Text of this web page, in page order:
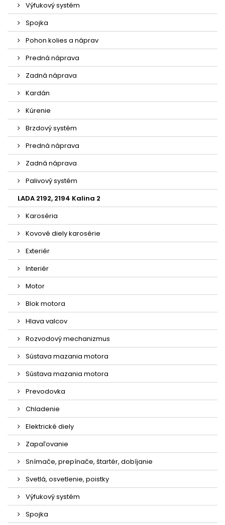
Výfukový systém
Spojka
Pohon kolies a náprav
Predná náprava
Zadná náprava
Kardán
Kúrenie
Brzdový systém
Predná náprava
Zadná náprava
Palivový systém
LADA 2192, 2194 Kalina 2
Karoséria
Kovové diely karosérie
Exteriér
Interiér
Motor
Blok motora
Hlava valcov
Rozvodový mechanizmus
Sústava mazania motora
Sústava mazania motora
Prevodovka
Chladenie
Elektrické diely
Zapaľovanie
Snímače, prepínače, štartér, dobíjanie
Svetlá, osvetlenie, poistky
Výfukový systém
Spojka